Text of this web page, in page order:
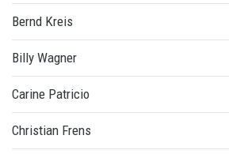
Bernd Kreis
Billy Wagner
Carine Patricio
Christian Frens